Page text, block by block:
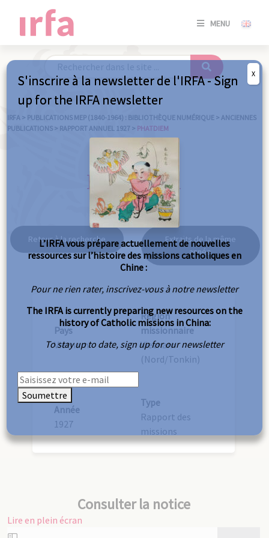
MENU
SE
/
IRFA > PUBLICATIONS MEP (1840-1964) : BIBLIOTHÈQUE NUMÉRIQUE > ANCIENNES
PUBLICATIONS > RAPPORT ANNUEL 1927 > PHATDIEM
Phatdiem
Retour à la recherche
Extraits de la même
année
Pays
Vietnam
Région
missionnaire
Vietnam
(Nord/Tonkin)
Année
1927
Type
Rapport des
missions
Consulter la notice
Lire en plein écran
Aller
S'inscrire à la newsletter de l'IRFA - Sign
up for the IRFA newsletter
L’IRFA vous prépare actuellement de nouvelles
ressources sur l’histoire des missions catholiques en
Chine :
Pour ne rien rater, inscrivez-vous à notre newsletter
The IRFA is currently preparing new resources on the
history of Catholic missions in China:
To stay up to date, sign up for our newsletter
Soumettre
X